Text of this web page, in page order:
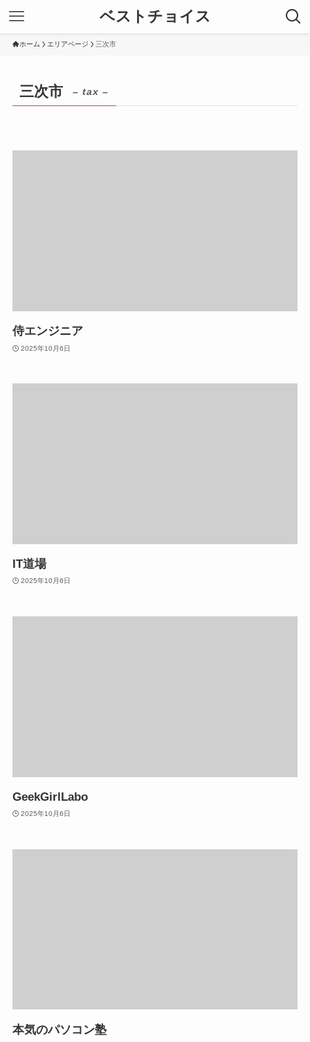
ベストチョイス
ホーム エリアページ 三次市
三次市 – tax –
侍エンジニア
2025年10月6日
IT道場
2025年10月6日
GeekGirlLabo
2025年10月6日
本気のパソコン塾